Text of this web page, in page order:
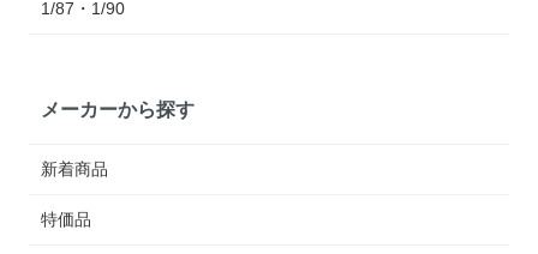
1/87・1/90
メーカーから探す
新着商品
特価品